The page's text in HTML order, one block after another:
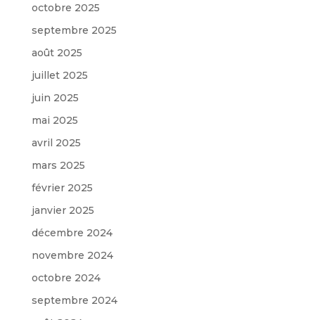
octobre 2025
septembre 2025
août 2025
juillet 2025
juin 2025
mai 2025
avril 2025
mars 2025
février 2025
janvier 2025
décembre 2024
novembre 2024
octobre 2024
septembre 2024